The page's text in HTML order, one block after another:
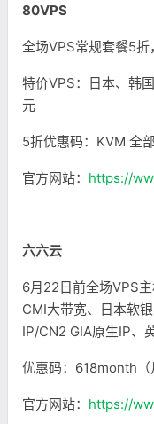
80VPS
全场VPS常规套餐5折，
特价VPS：日本、韩
元
5折优惠码：KVM 全
官方网站： https://
六六云
6月22日前全场VPS
CMI大带宽、日本软
IP/CN2 GIA原生IP、
优惠码：618month
官方网站： https://